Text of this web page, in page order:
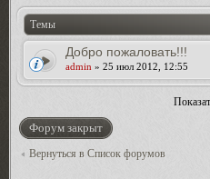
Темы
Добро пожаловать!!!
admin » 25 июл 2012, 12:55
Форум закрыт
Вернуться в Список форумов